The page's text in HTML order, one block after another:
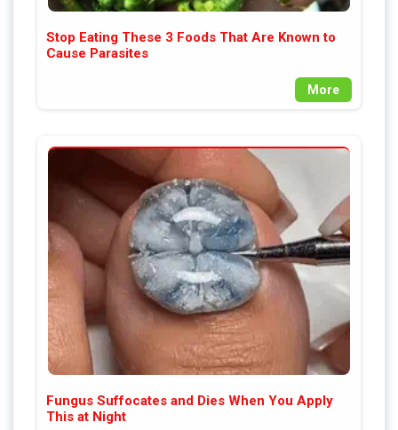
Stop Eating These 3 Foods That Are Known to
Cause Parasites
More
Fungus Suffocates and Dies When You Apply
This at Night